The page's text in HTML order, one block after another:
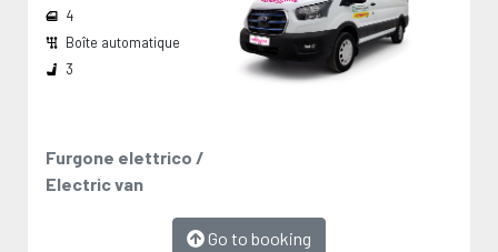
Furgone elettrico /
Electric van
Go to booking
4
Boîte automatique
3